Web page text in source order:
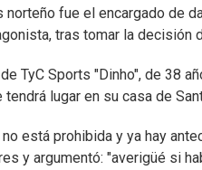
norteño fue el encargado de
tras tomar la
TyC Sports "Dinho", de 38
lugar en su casa de
está prohibida y ya hay
y argumentó: "averigüé si